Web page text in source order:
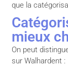
que la
mieux
On peut
sur Walhardent :